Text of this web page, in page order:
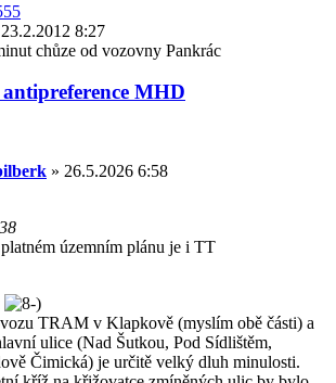
23.2.2012 8:27
chůze od vozovny Pankrác
antipreference MHD
» 26.5.2026 6:58
územním plánu je i TT
TRAM v Klapkově (myslím obě části) a
ulice (Nad Šutkou, Pod Sídlištěm,
Čimická) je určitě velký dluh minulosti.